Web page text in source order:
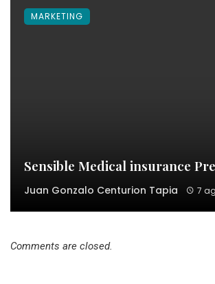
Sensible Medical insurance
Juan Gonzalo Centurion Tapia 7
MARKETING
Comments are closed.